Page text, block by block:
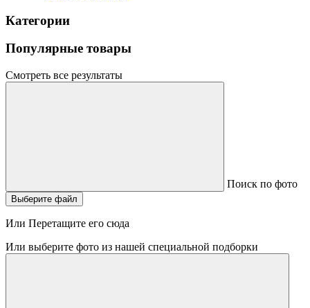
Категории
Популярные товары
Смотреть все результаты
Поиск по фото
Выберите файл
Или Перетащите его сюда
Или выберите фото из нашей специальной подборки